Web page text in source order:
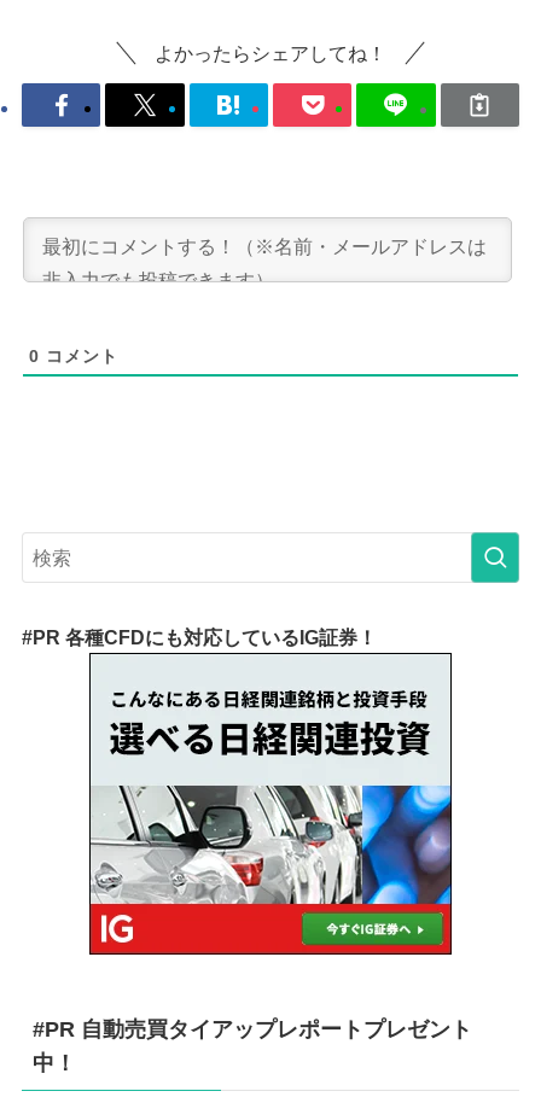
よかったらシェアしてね！
0 コメント
#PR 各種CFDにも対応しているIG証券！
#PR 自動売買タイアップレポートプレゼント
中！